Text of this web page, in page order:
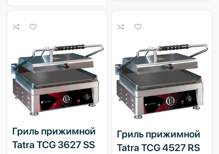
Гриль прижимной
Tatra TCG 3627 SS
Гриль прижимной
Tatra TCG 4527 RS